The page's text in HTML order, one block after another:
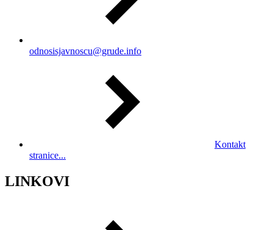
odnosisjavnoscu@grude.info
Kontakt
stranice...
LINKOVI